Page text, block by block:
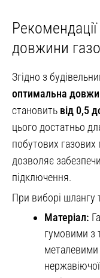
довжини
Згідно з
оптимальна
становить від 0,5
цього достатньо
побутових газових
дозволяє
підключення.
При виборі шлангу
Матеріал:
гумовими з